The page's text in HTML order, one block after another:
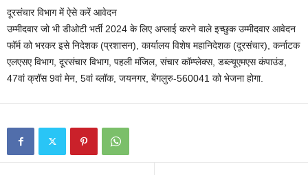
दूरसंचार विभाग में ऐसे करें आवेदन
उम्मीदवार जो भी डीओटी भर्ती 2024 के लिए अप्लाई करने वाले इच्छुक उम्मीदवार आवेदन
फॉर्म को भरकर इसे निदेशक (प्रशासन), कार्यालय विशेष महानिदेशक (दूरसंचार), कर्नाटक
एलएसए विभाग, दूरसंचार विभाग, पहली मंजिल, संचार कॉम्प्लेक्स, डब्ल्यूएमएस कंपाउंड,
47वां क्रॉस 9वां मेन, 5वां ब्लॉक, जयनगर, बेंगलुरु-560041 को भेजना होगा.